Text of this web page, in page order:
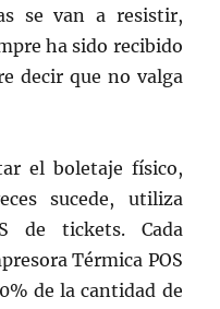
se van a resistir,
ha sido recibido
decir que no valga
el boletaje físico,
sucede, utiliza
de tickets. Cada
Térmica POS
de la cantidad de